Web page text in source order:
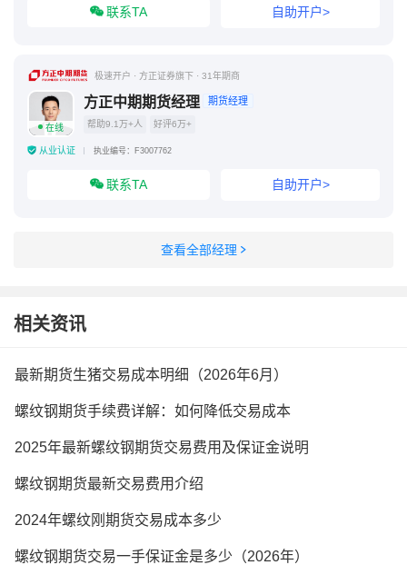
联系TA 自助开户>
极速开户 · 方正证券旗下 · 31年期商
在线
方正中期期货经理 期货经理
帮助9.1万+人 好评6万+
从业认证 执业编号：F3007762
联系TA 自助开户>
查看全部经理
相关资讯
最新期货生猪交易成本明细（2026年6月）
螺纹钢期货手续费详解：如何降低交易成本
2025年最新螺纹钢期货交易费用及保证金说明
螺纹钢期货最新交易费用介绍
2024年螺纹刚期货交易成本多少
螺纹钢期货交易一手保证金是多少（2026年）